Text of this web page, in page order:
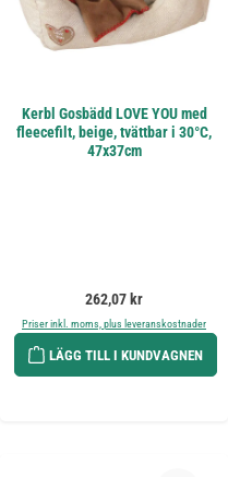
Kerbl Gosbädd LOVE YOU med
fleecefilt, beige, tvättbar i 30°C,
47x37cm
Ordinarie pris:
262,07 kr
Priser inkl. moms, plus leveranskostnader
LÄGG TILL I KUNDVAGNEN